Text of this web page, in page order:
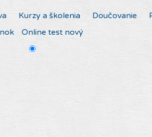
Kurzy a školenia Doučovanie
Online test nový